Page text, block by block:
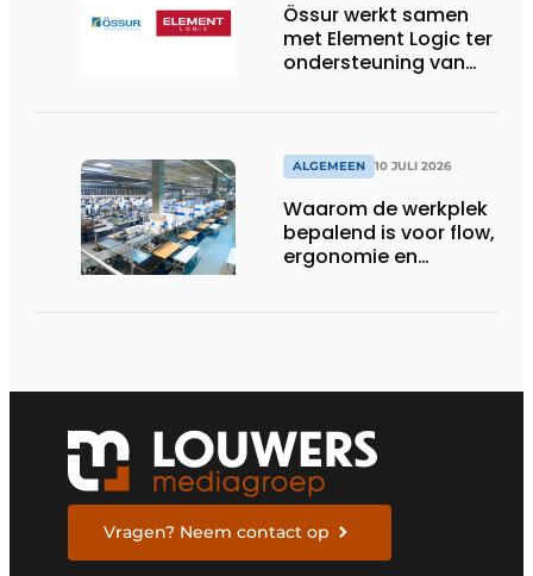
Össur werkt samen
met Element Logic ter
ondersteuning van
ALGEMEEN 10 JULI 2026
Waarom de werkplek
bepalend is voor flow,
ergonomie en
Vragen? Neem contact op